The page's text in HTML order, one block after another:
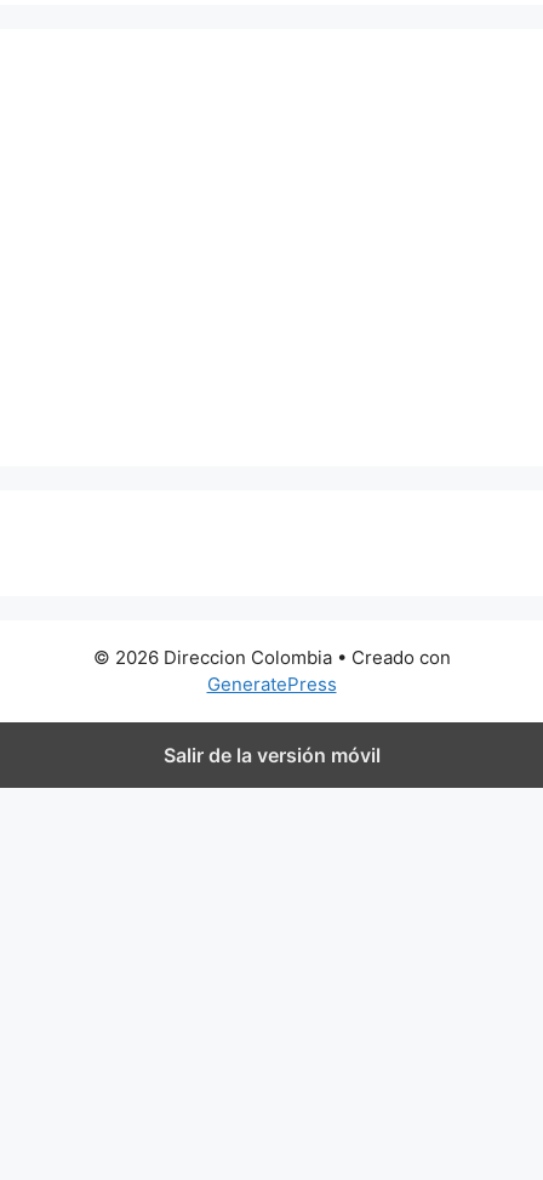
© 2026 Direccion Colombia• Creado con
GeneratePress
Salir de la versión móvil